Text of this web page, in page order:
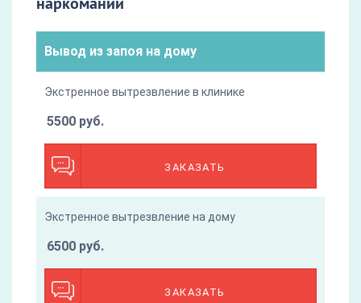
наркомании
Вывод из запоя на дому
Экстренное вытрезвление в клинике
ЗАКАЗАТЬ
5500 руб.
Экстренное вытрезвление на дому
ЗАКАЗАТЬ
6500 руб.